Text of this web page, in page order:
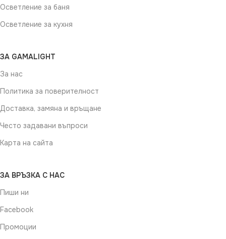
Осветление за баня
Осветление за кухня
ЗА GAMALIGHT
За нас
Политика за поверителност
Доставка, замяна и връщане
Често задавани въпроси
Карта на сайта
ЗА ВРЪЗКА С НАС
Пиши ни
Facebook
Промоции